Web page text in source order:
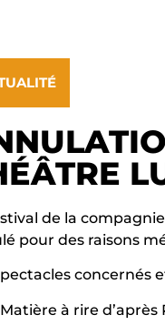
de la
pour des raisons
concernés
Matière à rire d’après